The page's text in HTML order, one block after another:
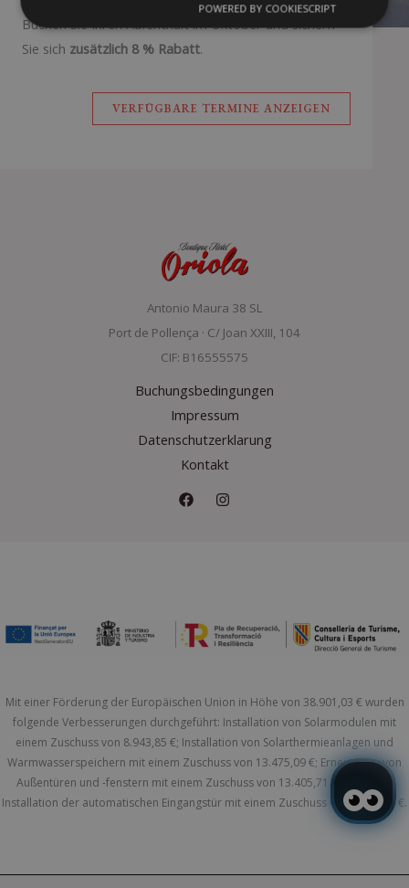
Buchen Sie Ihren Aufenthalt im Oktober und sichern
Sie sich zusätzlich 8 % Rabatt.
VERFÜGBARE TERMINE ANZEIGEN
Antonio Maura 38 SL
Port de Pollença · C/ Joan XXIII, 104
CIF: B16555575
Buchungsbedingungen
Impressum
Datenschutzerklarung
Kontakt
Mit einer Förderung der Europäischen Union in Höhe von 38.901,03 € wurden
folgende Verbesserungen durchgeführt: Installation von Solarmodulen mit
einem Zuschuss von 8.943,85 €; Installation von Solarthermieanlagen und
Warmwasserspeichern mit einem Zuschuss von 13.475,09 €; Erneuerung von
Außentüren und -fenstern mit einem Zuschuss von 13.405,71 €; sowie die
Installation der automatischen Eingangstür mit einem Zuschuss von 3.076,38 €.
POWERED BY COOKIESCRIPT